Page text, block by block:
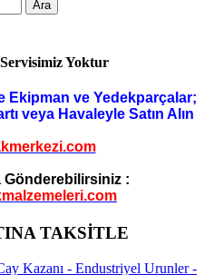
Servisimiz Yoktur
Ekipman ve Yedekparçalar;
veya Havaleyle Satın Alın
Gönderebilirsiniz :
TAKSİTLE